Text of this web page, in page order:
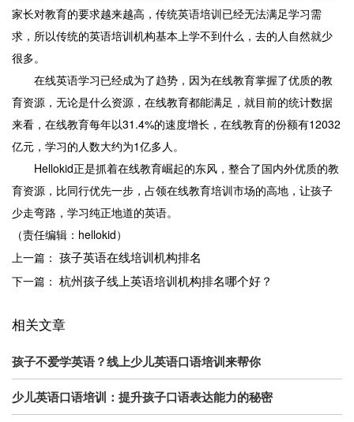
家长对教育的要求越来越高，传统英语培训已经无法满足学习需
求，所以传统的英语培训机构基本上学不到什么，去的人自然就少
很多。
在线英语学习已经成为了趋势，因为在线教育掌握了优质的教
育资源，无论是什么资源，在线教育都能满足，就目前的统计数据
来看，在线教育每年以31.4%的速度增长，在线教育的份额有12032
亿元，学习的人数大约为1亿多人。
Hellokid正是抓着在线教育崛起的东风，整合了国内外优质的教
育资源，比同行优先一步，占领在线教育培训市场的高地，让孩子
少走弯路，学习纯正地道的英语。
（责任编辑：hellokid）
上一篇： 孩子英语在线培训机构排名
下一篇： 杭州孩子线上英语培训机构排名哪个好？
相关文章
孩子不爱学英语？线上少儿英语口语培训来帮你
少儿英语口语培训：提升孩子口语表达能力的秘密